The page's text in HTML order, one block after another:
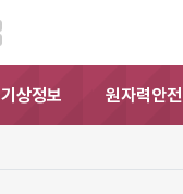
기상정보 원자력안전